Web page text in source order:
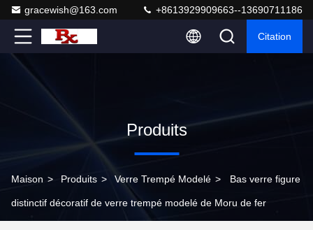
gracewish@163.com +8613929909663--13690711186
Citation
Produits
Maison > Produits > Verre Trempé Modelé > Bas verre figure
distinctif décoratif de verre trempé modelé de Moru de fer